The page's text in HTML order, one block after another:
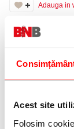
Acest site
Folosim
Adauga in
· Format: A4.
· Gramaj: 300 g/
· Ambalare: 125
· Culoare: alb
digitala color si